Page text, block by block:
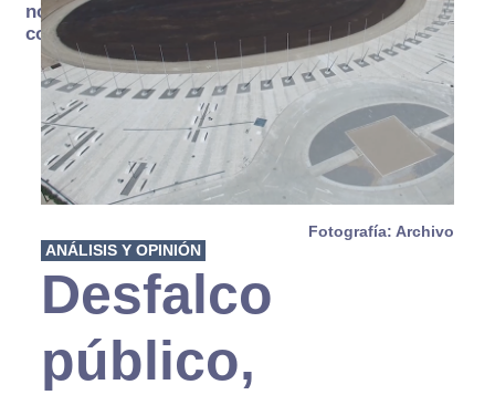
no se
consume
Fotografía: Archivo
ANÁLISIS Y OPINIÓN
Desfalco
público,